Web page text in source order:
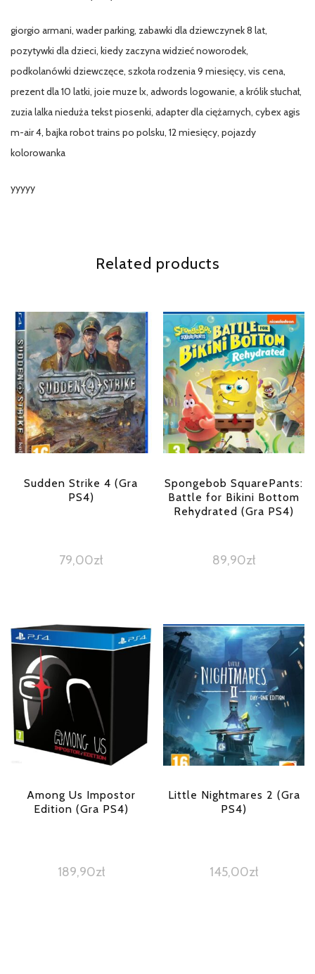
giorgio armani, wader parking, zabawki dla dziewczynek 8 lat,
pozytywki dla dzieci, kiedy zaczyna widzieć noworodek,
podkolanówki dziewczęce, szkoła rodzenia 9 miesięcy, vis cena,
prezent dla 10 latki, joie muze lx, adwords logowanie, a królik słuchał,
zuzia lalka nieduża tekst piosenki, adapter dla ciężarnych, cybex agis
m-air 4, bajka robot trains po polsku, 12 miesięcy, pojazdy
kolorowanka
yyyyy
Related products
Sudden Strike 4 (Gra
PS4)
79,00zł
Spongebob SquarePants:
Battle for Bikini Bottom
Rehydrated (Gra PS4)
89,90zł
Among Us Impostor
Edition (Gra PS4)
189,90zł
Little Nightmares 2 (Gra
PS4)
145,00zł